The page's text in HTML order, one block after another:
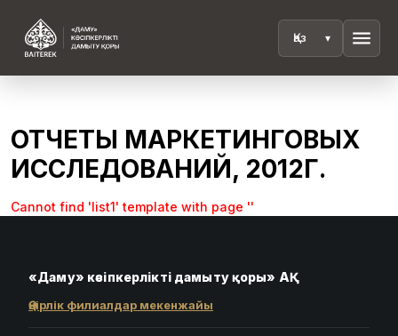
menu
ОТЧЕТЫ МАРКЕТИНГОВЫХ
ИССЛЕДОВАНИЙ, 2012Г.
Cannot find 'list1' template with page ''
«Даму» кәсіпкерлікті дамыту қоры» АҚ
Өңірлік филиалдар мекенжайы